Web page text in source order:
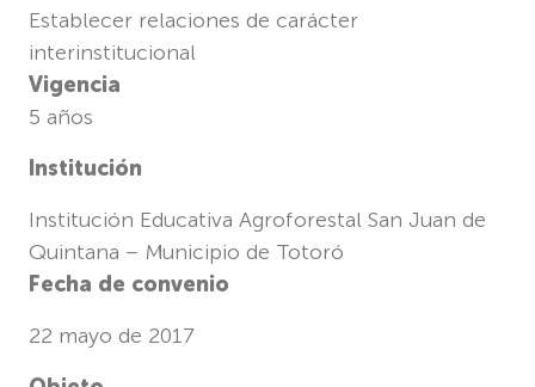
Establecer relaciones de carácter
interinstitucional
Vigencia
5 años
Institución
Institución Educativa Agroforestal San Juan de
Quintana – Municipio de Totoró
Fecha de convenio
22 mayo de 2017